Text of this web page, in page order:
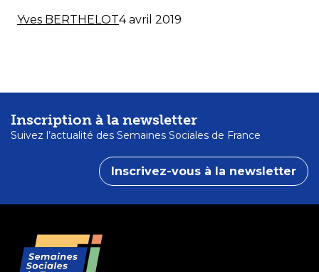
Yves BERTHELOT4 avril 2019
Inscription à la newsletter
Suivez l’actualité des Semaines Sociales de France
Inscrivez-vous à la newsletter